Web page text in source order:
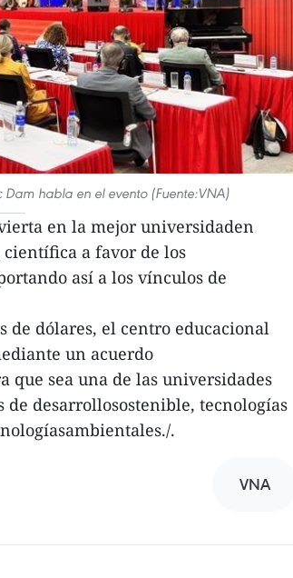
habla en el evento (Fuente:VNA)
en la mejor universidaden
a favor de los
así a los vínculos de
de dólares, el centro educacional
un acuerdo
sea una de las universidades
de desarrollosostenible, tecnologías
.
VNA